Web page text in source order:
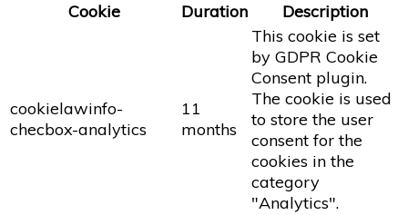
Cookie
Duration Description
cookielawinfo-
checbox-analytics
11
months
This cookie is set
by GDPR Cookie
Consent plugin.
The cookie is used
to store the user
consent for the
cookies in the
category
"Analytics".